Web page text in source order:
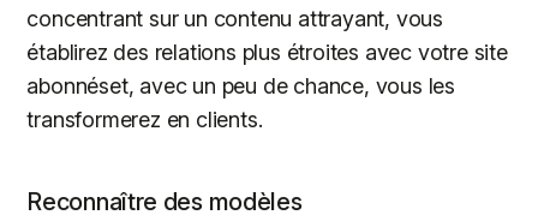
concentrant sur un contenu attrayant, vous
établirez des relations plus étroites avec votre site
abonnéset, avec un peu de chance, vous les
transformerez en clients.
Reconnaître des modèles